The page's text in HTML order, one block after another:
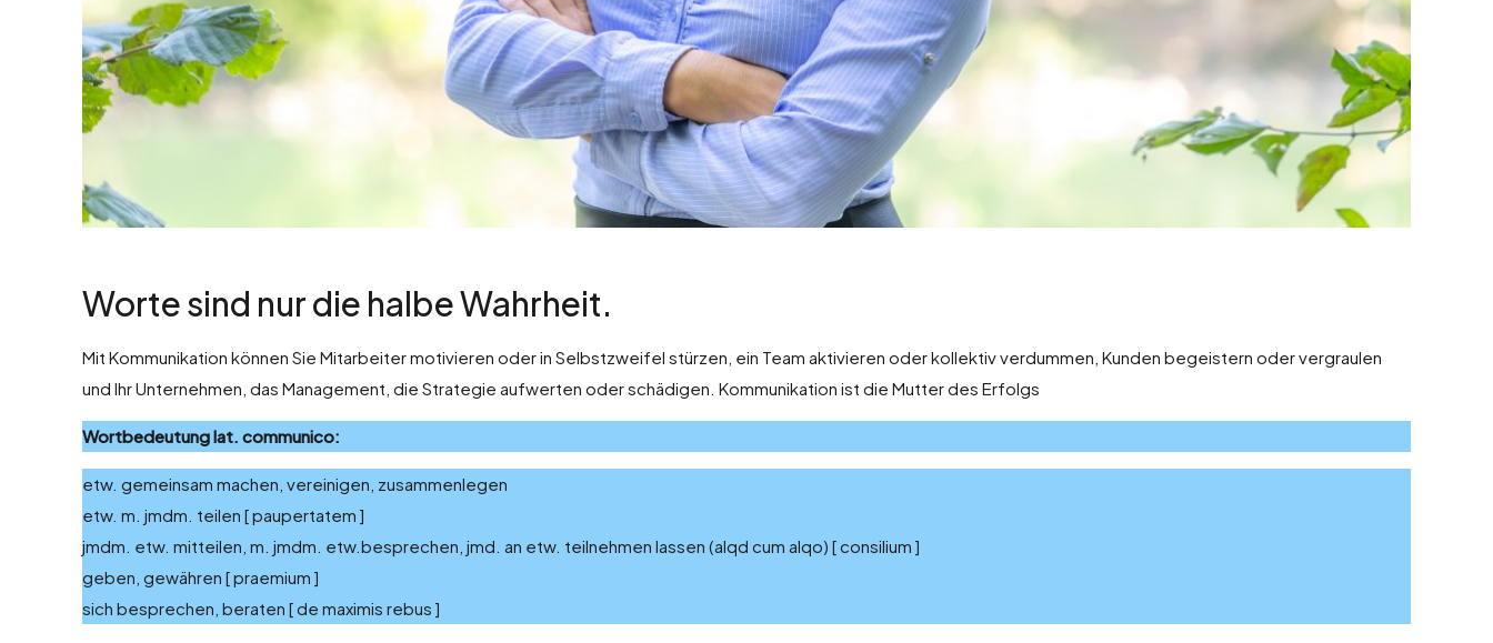
Worte sind nur die halbe Wahrheit.
Mit Kommunikation können Sie Mitarbeiter motivieren oder in Selbstzweifel stürzen, ein Team aktivieren oder kollektiv verdummen, Kunden begeistern oder vergraulen
und Ihr Unternehmen, das Management, die Strategie aufwerten oder schädigen. Kommunikation ist die Mutter des Erfolgs
Wortbedeutung lat. communico:
etw. gemeinsam machen, vereinigen, zusammenlegen
etw. m. jmdm. teilen [ paupertatem ]
jmdm. etw. mitteilen, m. jmdm. etw.besprechen, jmd. an etw. teilnehmen lassen (alqd cum alqo) [ consilium ]
geben, gewähren [ praemium ]
sich besprechen, beraten [ de maximis rebus ]